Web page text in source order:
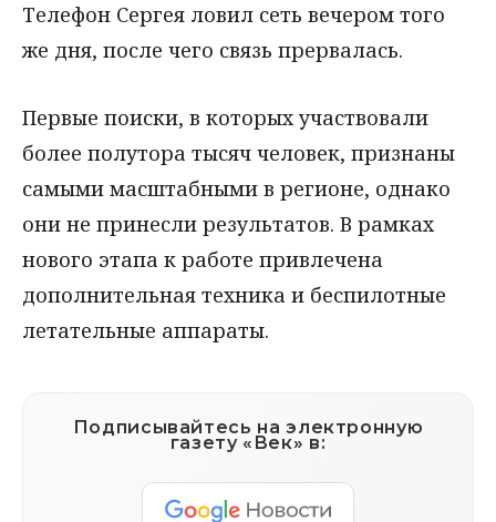
Телефон Сергея ловил сеть вечером того
же дня, после чего связь прервалась.
Первые поиски, в которых участвовали
более полутора тысяч человек, признаны
самыми масштабными в регионе, однако
они не принесли результатов. В рамках
нового этапа к работе привлечена
дополнительная техника и беспилотные
летательные аппараты.
Подписывайтесь на электронную
газету «Век» в: